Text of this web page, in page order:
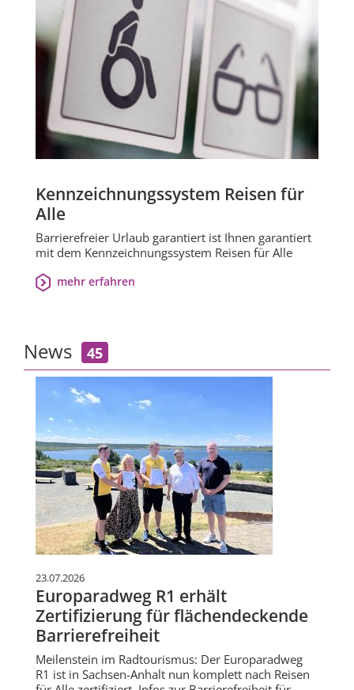
Kennzeichnungssystem Reisen für
Alle
Barrierefreier Urlaub garantiert ist Ihnen garantiert
mit dem Kennzeichnungssystem Reisen für Alle
mehr erfahren
News 45
23.07.2026
Europaradweg R1 erhält
Zertifizierung für flächendeckende
Barrierefreiheit
Meilenstein im Radtourismus: Der Europaradweg
R1 ist in Sachsen-Anhalt nun komplett nach Reisen